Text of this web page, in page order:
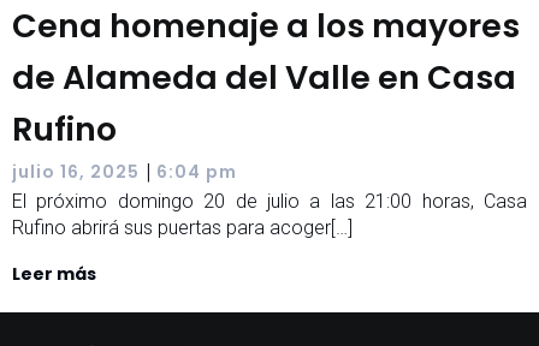
Cena homenaje a los mayores
de Alameda del Valle en Casa
Rufino
julio 16, 2025 | 6:04 pm
El próximo domingo 20 de julio a las 21:00 horas, Casa
Rufino abrirá sus puertas para acoger[…]
Leer más